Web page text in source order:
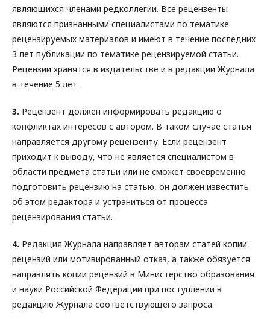
являющихся членами редколлегии. Все рецензенты
являются признанными специалистами по тематике
рецензируемых материалов и имеют в течение последних
3 лет публикации по тематике рецензируемой статьи.
Рецензии хранятся в издательстве и в редакции Журнала
в течение 5 лет.
3. Рецензент должен информировать редакцию о
конфликтах интересов с автором. В таком случае статья
направляется другому рецензенту. Если рецензент
приходит к выводу, что не является специалистом в
области предмета статьи или не сможет своевременно
подготовить рецензию на статью, он должен известить
об этом редактора и устраниться от процесса
рецензирования статьи.
4. Редакция Журнала направляет авторам статей копии
рецензий или мотивированный отказ, а также обязуется
направлять копии рецензий в Министерство образования
и науки Российской Федерации при поступлении в
редакцию Журнала соответствующего запроса.